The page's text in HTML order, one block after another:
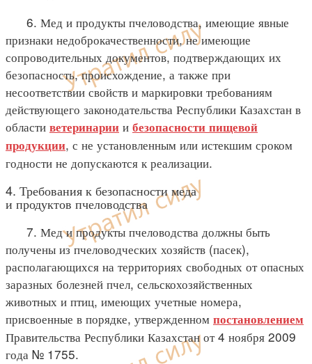
6. Мед и продукты пчеловодства, имеющие явные
признаки недоброкачественности, не имеющие
сопроводительных документов, подтверждающих их
безопасность, происхождение, а также при
несоответствии свойств и маркировки требованиям
действующего законодательства Республики Казахстан в
области ветеринарии и безопасности пищевой
продукции, с не установленным или истекшим сроком
годности не допускаются к реализации.
4. Требования к безопасности меда
и продуктов пчеловодства
7. Мед и продукты пчеловодства должны быть
получены из пчеловодческих хозяйств (пасек),
располагающихся на территориях свободных от опасных
заразных болезней пчел, сельскохозяйственных
животных и птиц, имеющих учетные номера,
присвоенные в порядке, утвержденном постановлением
Правительства Республики Казахстан от 4 ноября 2009
года № 1755.